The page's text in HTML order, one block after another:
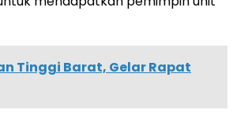
Tinggi Barat, Gelar Rapat